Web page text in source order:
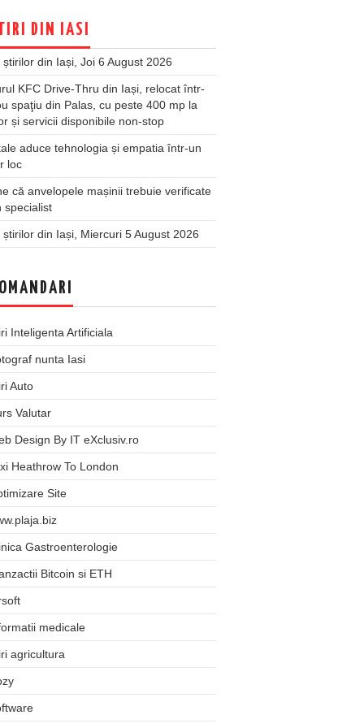
DIN IASI
știrilor din Iași, Joi 6 August 2026
KFC Drive-Thru din Iași, relocat într-
spaţiu din Palas, cu peste 400 mp la
și servicii disponibile non-stop
aduce tehnologia și empatia într-un
loc
că anvelopele mașinii trebuie verificate
specialist
știrilor din Iași, Miercuri 5 August 2026
Inteligenta Artificiala
nunta Iasi
Auto
Valutar
Design By IT eXclusiv.ro
Heathrow To London
Site
Gastroenterologie
Bitcoin si ETH
medicale
agricultura